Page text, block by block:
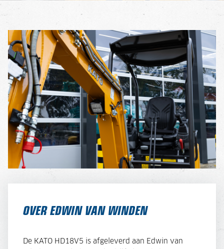
OVER EDWIN VAN WINDEN
De KATO HD18V5 is afgeleverd aan Edwin van